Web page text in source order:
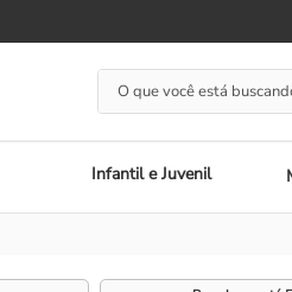
O que você está
Infantil e Juvenil